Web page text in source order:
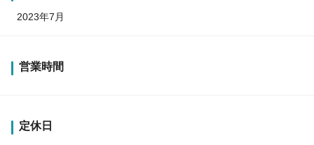
2023年7月
営業時間
定休日